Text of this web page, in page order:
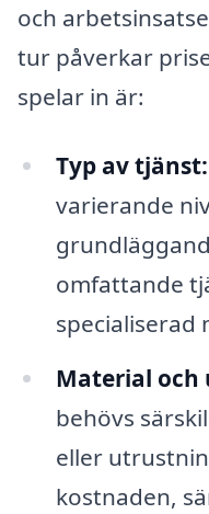
och
tur påverkar
spelar in är:
Typ av tjänst:
varierande
omfattande
specialiserad
Material
behövs
eller
kostnaden,